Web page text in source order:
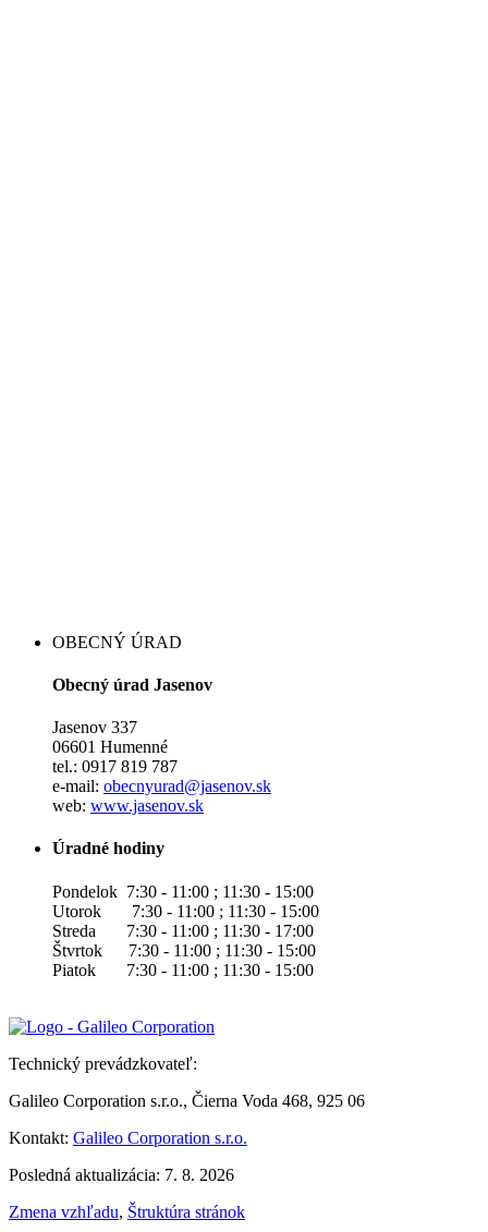
OBECNÝ ÚRAD
Obecný úrad Jasenov
Jasenov 337
06601 Humenné
tel.: 0917 819 787
e-mail: obecnyurad@jasenov.sk
web: www.jasenov.sk
Úradné hodiny
Pondelok 7:30 - 11:00 ; 11:30 - 15:00
Utorok 7:30 - 11:00 ; 11:30 - 15:00
Streda 7:30 - 11:00 ; 11:30 - 17:00
Štvrtok 7:30 - 11:00 ; 11:30 - 15:00
Piatok 7:30 - 11:00 ; 11:30 - 15:00
Technický prevádzkovateľ:
Galileo Corporation s.r.o., Čierna Voda 468, 925 06
Kontakt: Galileo Corporation s.r.o.
Posledná aktualizácia: 7. 8. 2026
Zmena vzhľadu, Štruktúra stránok